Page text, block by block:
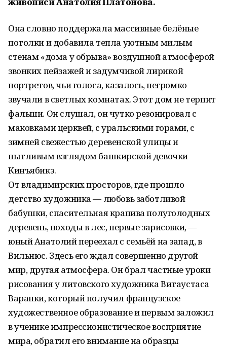
Она словно поддержала массивные белёные
потолки и добавила тепла уютным милым
стенам «дома у обрыва» воздушной атмосферой
звонких пейзажей и задумчивой лирикой
портретов, чьи голоса, казалось, негромко
звучали в светлых комнатах. Этот дом не терпит
фальши. Он слушал, он чутко резонировал с
маковками церквей, с уральскими горами, с
зимней свежестью деревенской улицы и
пытливым взглядом башкирской девочки
Кинъябикэ.
От владимирских просторов, где прошло
детство художника — любовь заботливой
бабушки, спасительная крапива полуголодных
деревень, походы в лес, первые зарисовки, —
юный Анатолий переехал с семьёй на запад, в
Вильнюс. Здесь его ждал совершенно другой
мир, другая атмосфера. Он брал частные уроки
рисования у литовского художника Витаустаса
Варанки, который получил французское
художественное образование и первым заложил
в ученике импрессионистическое восприятие
мира, обратил его внимание на образцы